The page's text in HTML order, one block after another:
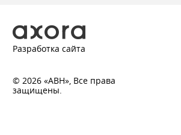
Разработка сайта
© 2026 «АВН», Все права
защищены.